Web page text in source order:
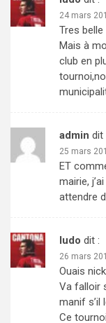
24 mars
Tres
Mais à
club en
admin dit
25 mars
ET
mairie,
attendre
ludo dit :
26 mars
Ouais
Va falloir
manif s’il
Ce